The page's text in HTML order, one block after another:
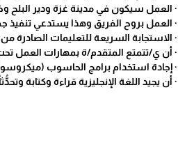
· العمل سيكون في مدينة غزة ودير
· العمل بروح الفريق وهذا يستدعي تنفيذ
· الاستجابة السريعة للتعليمات الصادرة
· أن ي/تتمتع المتقدم/ة بمهارات العمل
· إجادة استخدام برامج الحاسوب
· أن يجيد اللغة الإنجليزية قراءة وكتابة